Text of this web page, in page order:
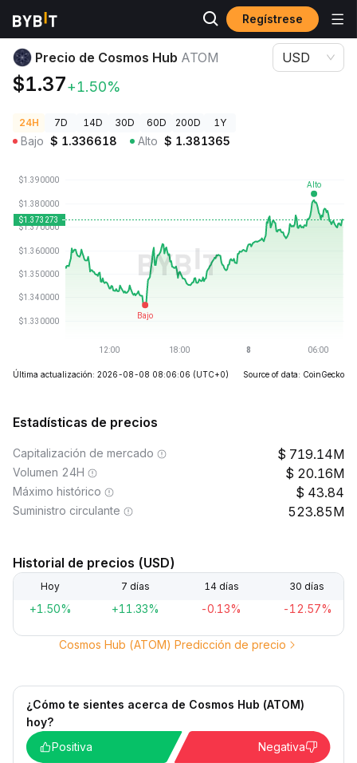
Regístrese
Precios de Criptomonedas Precio de Cosmos Hub ATOM
Precio de Cosmos Hub ATOM
$1.37+1.50%
USD
24H 7D 14D 30D 60D 200D 1Y
Bajo $ 1.336618 Alto $ 1.381365
Última actualización: 2026-08-08 08:06:06 (UTC+0) Source of data: CoinGecko
Estadísticas de precios
Capitalización de mercado 719.14M
Volumen 24H 20.16M
Máximo histórico 43.84
Suministro circulante 523.85M
Historial de precios (USD)
Hoy 7 días 14 días 30 días
+1.50% +11.33% -0.13% -12.57%
Cosmos Hub (ATOM) Predicción de precio
¿Cómo te sientes acerca de Cosmos Hub (ATOM)
hoy?
Positiva
Negativa